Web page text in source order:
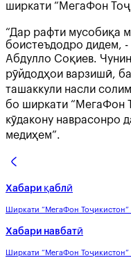
ширкати “МегаФон
“Дар рафти мусобиқа
боистеъдодро дидем,
Абдулло Соқиев.
рӯйдодҳои варзишӣ,
ташаккули насли
бо ширкати “МегаФон
кӯдакону наврасонро
медиҳем”.
Хабари қаблӣ
Ширкати “МегаФон Тоҷикистон”
Хабари навбатӣ
Ширкати “МегаФон